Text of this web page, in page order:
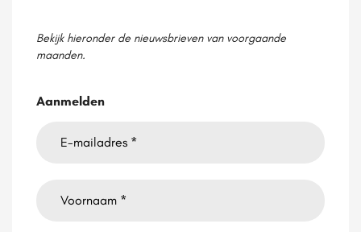
Bekijk hieronder de nieuwsbrieven van voorgaande
maanden.
Aanmelden